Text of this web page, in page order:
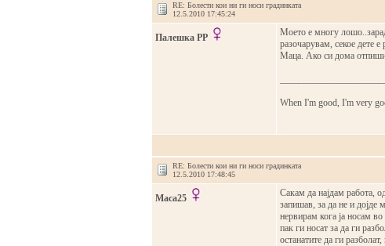
RE: Болести кои ни ги носи градинката
12.5.2010 17:45:24
Палешка РР
Моето е многу
разочарувам, секое дете
Маца. Ако си дома отпиши
When I'm good, I'm very
RE: Болести кои ни ги носи градинката
12.5.2010 17:48:45
Maca25
Сакам да најдам работа,
запишав, за да не и дојде
нервирам кога ја носам
пак ги носат за да ги
останатите да ги